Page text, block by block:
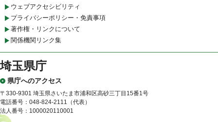
ウェブアクセシビリティ
プライバシーポリシー・免責事項
著作権・リンクについて
関係機関リンク集
埼玉県庁
県庁へのアクセス
〒330-9301 埼玉県さいたま市浦和区高砂三丁目15番1号
電話番号：048-824-2111（代表）
法人番号：1000020110001